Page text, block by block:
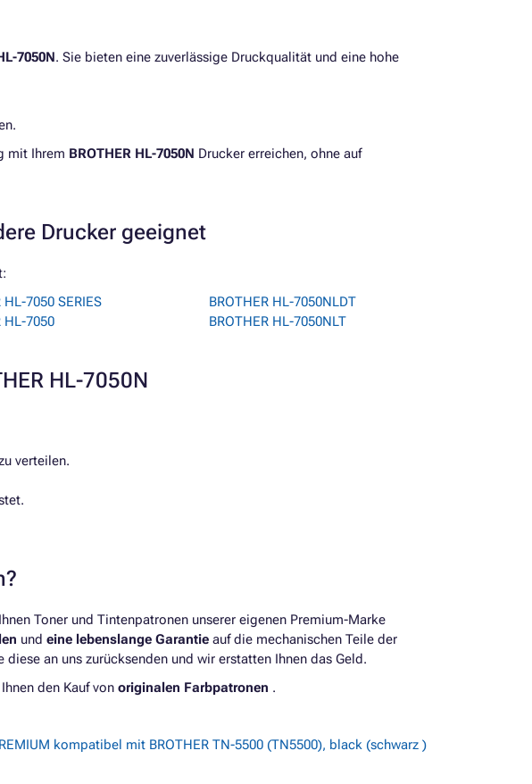
7050N. Sie bieten eine zuverlässige Druckqualität und eine hohe
mit Ihrem BROTHER HL-7050N Drucker erreichen, ohne auf
Drucker geeignet
HL-7050 SERIES
HL-7050
BROTHER HL-7050NLDT
BROTHER HL-7050NLT
HL-7050N
verteilen.
Toner und Tintenpatronen unserer eigenen Premium-Marke
und eine lebenslange Garantie auf die mechanischen Teile der
an uns zurücksenden und wir erstatten Ihnen das Geld.
den Kauf von originalen Farbpatronen .
kompatibel mit BROTHER TN-5500 (TN5500), black (schwarz )